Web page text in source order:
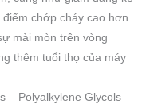
chớp cháy cao hơn.
mài mòn trên vòng
thêm tuổi thọ của máy
– Polyalkylene Glycols